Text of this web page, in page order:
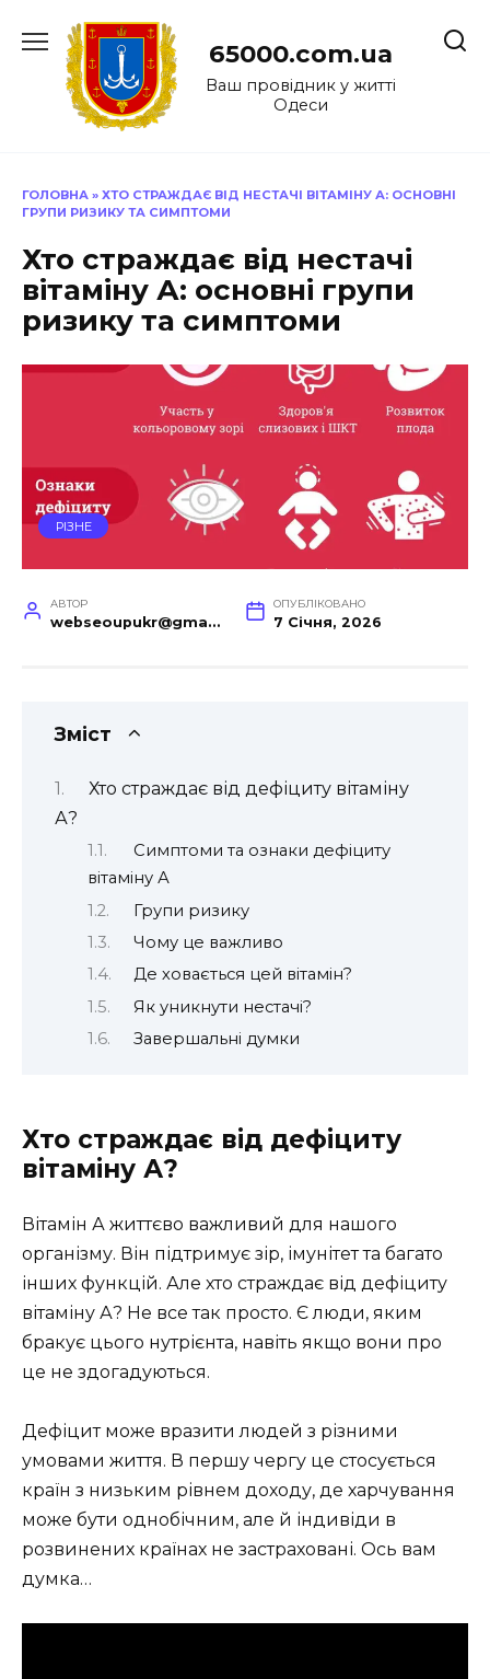
до
65000.com.ua
Ваш провідник у житті
Одеси
ГОЛОВНА » ХТО СТРАЖДАЄ ВІД НЕСТАЧІ ВІТАМІНУ А: ОСНОВНІ
ГРУПИ РИЗИКУ ТА СИМПТОМИ
Хто страждає від нестачі
вітаміну А: основні групи
ризику та симптоми
РІЗНЕ
АВТОР
webseoupukr@gmail.com
ОПУБЛІКОВАНО
7 Січня, 2026
Зміст
Хто страждає від дефіциту вітаміну
А?
Симптоми та ознаки дефіциту
вітаміну А
Групи ризику
Чому це важливо
Де ховається цей вітамін?
Як уникнути нестачі?
Завершальні думки
Хто страждає від дефіциту
вітаміну А?
Вітамін А життєво важливий для нашого
організму. Він підтримує зір, імунітет та багато
інших функцій. Але хто страждає від дефіциту
вітаміну А? Не все так просто. Є люди, яким
бракує цього нутрієнта, навіть якщо вони про
це не здогадуються.
Дефіцит може вразити людей з різними
умовами життя. В першу чергу це стосується
країн з низьким рівнем доходу, де харчування
може бути однобічним, але й індивіди в
розвинених країнах не застраховані. Ось вам
думка…